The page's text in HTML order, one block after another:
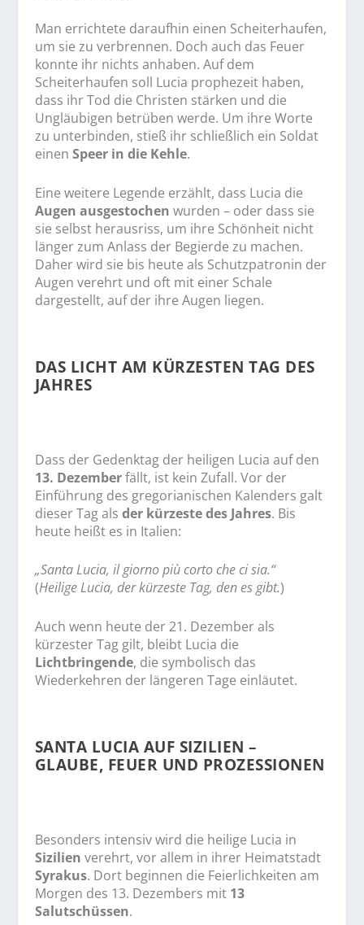
Man errichtete daraufhin einen Scheiterhaufen,
um sie zu verbrennen. Doch auch das Feuer
konnte ihr nichts anhaben. Auf dem
Scheiterhaufen soll Lucia prophezeit haben,
dass ihr Tod die Christen stärken und die
Ungläubigen betrüben werde. Um ihre Worte
zu unterbinden, stieß ihr schließlich ein Soldat
einen Speer in die Kehle.
Eine weitere Legende erzählt, dass Lucia die
Augen ausgestochen wurden – oder dass sie
sie selbst herausriss, um ihre Schönheit nicht
länger zum Anlass der Begierde zu machen.
Daher wird sie bis heute als Schutzpatronin der
Augen verehrt und oft mit einer Schale
dargestellt, auf der ihre Augen liegen.
DAS LICHT AM KÜRZESTEN TAG DES
JAHRES
Dass der Gedenktag der heiligen Lucia auf den
13. Dezemberfällt, ist kein Zufall. Vor der
Einführung des gregorianischen Kalenders galt
dieser Tag als der kürzeste des Jahres. Bis
heute heißt es in Italien:
„Santa Lucia, il giorno più corto che ci sia.“
(Heilige Lucia, der kürzeste Tag, den es gibt.)
Auch wenn heute der 21. Dezember als
kürzester Tag gilt, bleibt Lucia die
Lichtbringende, die symbolisch das
Wiederkehren der längeren Tage einläutet.
SANTA LUCIA AUF SIZILIEN –
GLAUBE, FEUER UND PROZESSIONEN
Besonders intensiv wird die heilige Lucia in
Sizilien verehrt, vor allem in ihrer Heimatstadt
Syrakus. Dort beginnen die Feierlichkeiten am
Morgen des 13. Dezembers mit 13
Salutschüssen.